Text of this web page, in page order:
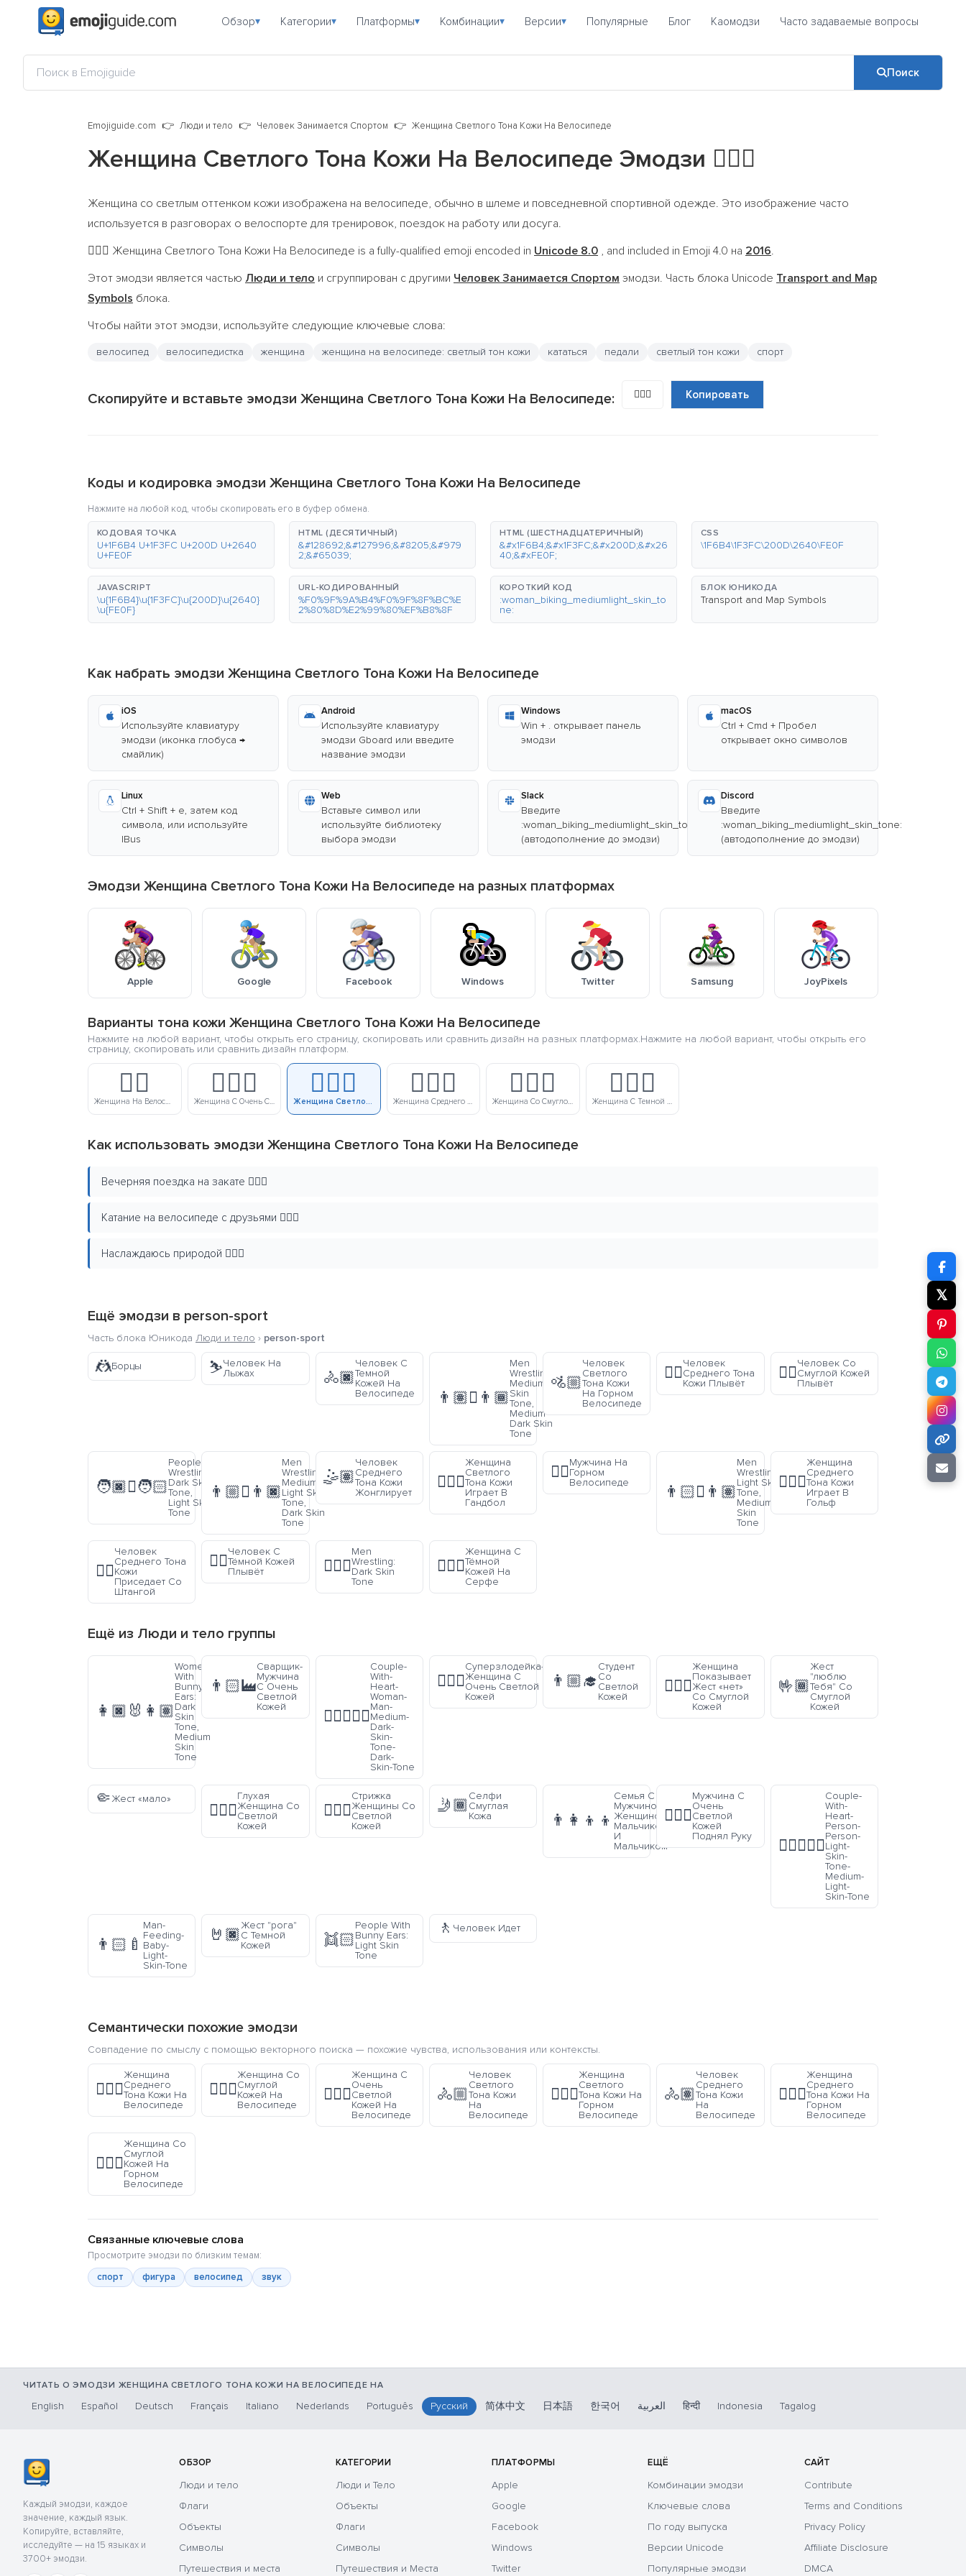
Обзор▾ Категории▾ Платформы▾ Комбинации▾ Версии▾ Популярные Блог Каомодзи Часто задаваемые вопросы
Поиск
Emojiguide.com Люди и тело Человек Занимается Спортом Женщина Светлого Тона Кожи На Велосипеде
Женщина Светлого Тона Кожи На Велосипеде Эмодзи 🚴🏼‍♀️
Женщина со светлым оттенком кожи изображена на велосипеде, обычно в шлеме и повседневной спортивной одежде. Это изображение часто
используется в разговорах о велоспорте для тренировок, поездок на работу или досуга.
🚴🏼‍♀️ Женщина Светлого Тона Кожи На Велосипеде is a fully-qualified emoji encoded in Unicode 8.0 , and included in Emoji 4.0 на 2016.
Этот эмодзи является частью Люди и тело и сгруппирован с другими Человек Занимается Спортом эмодзи. Часть блока Unicode Transport and Map
Symbols блока.
Чтобы найти этот эмодзи, используйте следующие ключевые слова:
велосипед велосипедистка женщина женщина на велосипеде: светлый тон кожи кататься педали светлый тон кожи спорт
Скопируйте и вставьте эмодзи Женщина Светлого Тона Кожи На Велосипеде: 🚴🏼‍♀️ Копировать
Коды и кодировка эмодзи Женщина Светлого Тона Кожи На Велосипеде
Нажмите на любой код, чтобы скопировать его в буфер обмена.
КОДОВАЯ ТОЧКА
U+1F6B4 U+1F3FC U+200D U+2640
U+FE0F
HTML (ДЕСЯТИЧНЫЙ)
&#128692;&#127996;&#8205;&#979
2;&#65039;
HTML (ШЕСТНАДЦАТЕРИЧНЫЙ)
&#x1F6B4;&#x1F3FC;&#x200D;&#x26
40;&#xFE0F;
CSS
\1F6B4\1F3FC\200D\2640\FE0F
JAVASCRIPT
\u{1F6B4}\u{1F3FC}\u{200D}\u{2640}
\u{FE0F}
URL-КОДИРОВАННЫЙ
%F0%9F%9A%B4%F0%9F%8F%BC%E
2%80%8D%E2%99%80%EF%B8%8F
КОРОТКИЙ КОД
:woman_biking_mediumlight_skin_to
ne:
БЛОК ЮНИКОДА
Transport and Map Symbols
Как набрать эмодзи Женщина Светлого Тона Кожи На Велосипеде
iOS
Используйте клавиатуру
эмодзи (иконка глобуса →
смайлик)
Android
Используйте клавиатуру
эмодзи Gboard или введите
название эмодзи
Windows
Win + . открывает панель
эмодзи
macOS
Ctrl + Cmd + Пробел
открывает окно символов
Linux
Ctrl + Shift + e, затем код
символа, или используйте
IBus
Web
Вставьте символ или
используйте библиотеку
выбора эмодзи
Slack
Введите
:woman_biking_mediumlight_skin_tone:
(автодополнение до эмодзи)
Discord
Введите
:woman_biking_mediumlight_skin_tone:
(автодополнение до эмодзи)
Эмодзи Женщина Светлого Тона Кожи На Велосипеде на разных платформах
Apple Google Facebook Windows Twitter Samsung JoyPixels
Варианты тона кожи Женщина Светлого Тона Кожи На Велосипеде
Нажмите на любой вариант, чтобы открыть его страницу, скопировать или сравнить дизайн на разных платформах.Нажмите на любой вариант, чтобы открыть его
страницу, скопировать или сравнить дизайн платформ.
🚴‍♀️
Женщина На Велосипеде
🚴🏻‍♀️
Женщина С Очень Светлой Кожей На Велосипеде
🚴🏼‍♀️
Женщина Светлого Тона Кожи На Велосипеде
🚴🏽‍♀️
Женщина Среднего Тона Кожи На Велосипеде
🚴🏾‍♀️
Женщина Со Смуглой Кожей На Велосипеде
🚴🏿‍♀️
Женщина С Темной Кожей На Велосипеде
Как использовать эмодзи Женщина Светлого Тона Кожи На Велосипеде
Вечерняя поездка на закате 🚴🏼‍♀️
Катание на велосипеде с друзьями 🚴🏼‍♀️
Наслаждаюсь природой 🚴🏼‍♀️
Ещё эмодзи в person-sport
Часть блока Юникода Люди и тело › person-sport
🤼Борцы ⛷️Человек На
Лыжах
🚴🏿
Человек С
Темной
Кожей На
Велосипеде
👨🏽‍🫯‍👨🏾
Men
Wrestling:
Medium
Skin
Tone,
Medium-
Dark Skin
Tone
🚵🏼
Человек
Светлого
Тона Кожи
На Горном
Велосипеде
🏊🏽
Человек
Среднего Тона
Кожи Плывёт
🏊🏾
Человек Со
Смуглой Кожей
Плывёт
🧑🏿‍🫯‍🧑🏻
People
Wrestling:
Dark Skin
Tone,
Light Skin
Tone
👨🏼‍🫯‍👨🏿
Men
Wrestling:
Medium-
Light Skin
Tone,
Dark Skin
Tone
🤹🏽
Человек
Среднего
Тона Кожи
Жонглирует
🤾🏼‍♀️
Женщина
Светлого
Тона Кожи
Играет В
Гандбол
🚵‍♂️
Мужчина На
Горном
Велосипеде
👨🏻‍🫯‍👨🏽
Men
Wrestling:
Light Skin
Tone,
Medium
Skin
Tone
🏌🏽‍♀️
Женщина
Среднего
Тона Кожи
Играет В
Гольф
🏋🏽
Человек
Среднего Тона
Кожи
Приседает Со
Штангой
🏊🏿
Человек С
Тёмной Кожей
Плывёт
🤼🏿‍♂️
Men
Wrestling:
Dark Skin
Tone
🏄🏿‍♀️
Женщина С
Тёмной
Кожей На
Серфе
Ещё из Люди и тело группы
👩🏿‍🐰‍👩🏽
Women
With
Bunny
Ears:
Dark
Skin
Tone,
Medium
Skin
Tone
👨🏻‍🏭
Сварщик-
Мужчина
С Очень
Светлой
Кожей
👩🏾‍❤️‍👨🏿
Couple-
With-
Heart-
Woman-
Man-
Medium-
Dark-
Skin-
Tone-
Dark-
Skin-Tone
🦹🏻‍♀️
Суперзлодейка-
Женщина С
Очень Светлой
Кожей
👨🏼‍🎓
Студент
Со
Светлой
Кожей
🙅🏾‍♀️
Женщина
Показывает
Жест «нет»
Со Смуглой
Кожей
🤟🏾
Жест
"люблю
Тебя" Со
Смуглой
Кожей
🤏Жест «мало»
🧏🏼‍♀️
Глухая
Женщина Со
Светлой
Кожей
💇🏼‍♀️
Стрижка
Женщины Со
Светлой
Кожей
🤳🏾
Селфи
Смуглая
Кожа
👨‍👩‍👦‍👦
Семья С
Мужчиной,
Женщиной,
Мальчиком
И
Мальчиком
🙋🏻‍♂️
Мужчина С
Очень
Светлой
Кожей
Поднял Руку
🧑🏻‍❤️‍🧑🏼
Couple-
With-
Heart-
Person-
Person-
Light-
Skin-
Tone-
Medium-
Light-
Skin-Tone
👨🏻‍🍼
Man-
Feeding-
Baby-
Light-
Skin-Tone
🤘🏿
Жест "рога"
С Темной
Кожей
👯🏻
People With
Bunny Ears:
Light Skin
Tone
🚶 Человек Идет
Семантически похожие эмодзи
Совпадение по смыслу с помощью векторного поиска — похожие чувства, использования или контексты.
🚴🏽‍♀️
Женщина
Среднего
Тона Кожи На
Велосипеде
🚴🏾‍♀️
Женщина Со
Смуглой
Кожей На
Велосипеде
🚴🏻‍♀️
Женщина С
Очень
Светлой
Кожей На
Велосипеде
🚴🏼
Человек
Светлого
Тона Кожи
На
Велосипеде
🚵🏼‍♀️
Женщина
Светлого
Тона Кожи На
Горном
Велосипеде
🚴🏽
Человек
Среднего
Тона Кожи
На
Велосипеде
🚵🏽‍♀️
Женщина
Среднего
Тона Кожи На
Горном
Велосипеде
🚵🏾‍♀️
Женщина Со
Смуглой
Кожей На
Горном
Велосипеде
Связанные ключевые слова
Просмотрите эмодзи по близким темам:
спорт
фигура велосипед звук
𝕏
ЧИТАТЬ О ЭМОДЗИ ЖЕНЩИНА СВЕТЛОГО ТОНА КОЖИ НА ВЕЛОСИПЕДЕ НА
English Español Deutsch Français Italiano Nederlands Português Русский 简体中文 日本語 한국어 العربية हिन्दी Indonesia Tagalog
Каждый эмодзи, каждое
значение, каждый язык.
Копируйте, вставляйте,
исследуйте — на 15 языках и
3700+ эмодзи.
ОБЗОР
Люди и тело
Флаги
Объекты
Символы
Путешествия и места
КАТЕГОРИИ
Люди и Тело
Объекты
Флаги
Символы
Путешествия и Места
ПЛАТФОРМЫ
Apple
Google
Facebook
Windows
Twitter
ЕЩЁ
Комбинации эмодзи
Ключевые слова
По году выпуска
Версии Unicode
Популярные эмодзи
САЙТ
Contribute
Terms and Conditions
Privacy Policy
Affiliate Disclosure
DMCA